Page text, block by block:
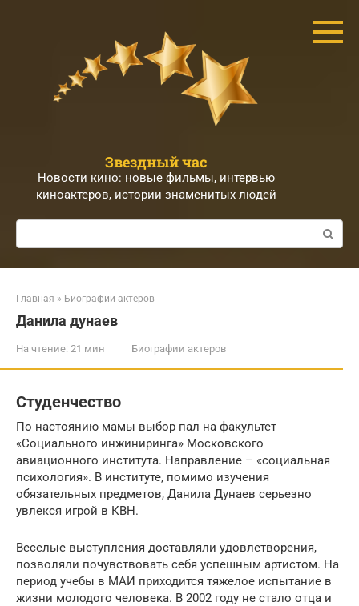
Звездный час
Новости кино: новые фильмы, интервью
киноактеров, истории знаменитых людей
Поиск:
Главная » Биографии актеров
Данила дунаев
На чтение: 21 мин Биографии актеров
Студенчество
По настоянию мамы выбор пал на факультет
«Социального инжиниринга» Московского
авиационного института. Направление – «социальная
психология». В институте, помимо изучения
обязательных предметов, Данила Дунаев серьезно
увлекся игрой в КВН.
Веселые выступления доставляли удовлетворения,
позволяли почувствовать себя успешным артистом. На
период учебы в МАИ приходится тяжелое испытание в
жизни молодого человека. В 2002 году не стало отца и